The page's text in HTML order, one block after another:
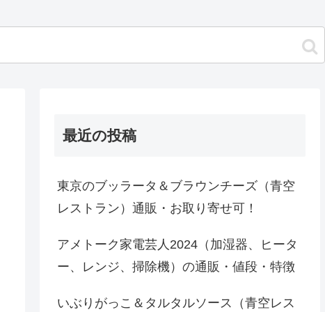
最近の投稿
東京のブッラータ＆ブラウンチーズ（青空
レストラン）通販・お取り寄せ可！
アメトーク家電芸人2024（加湿器、ヒータ
ー、レンジ、掃除機）の通販・値段・特徴
いぶりがっこ＆タルタルソース（青空レス